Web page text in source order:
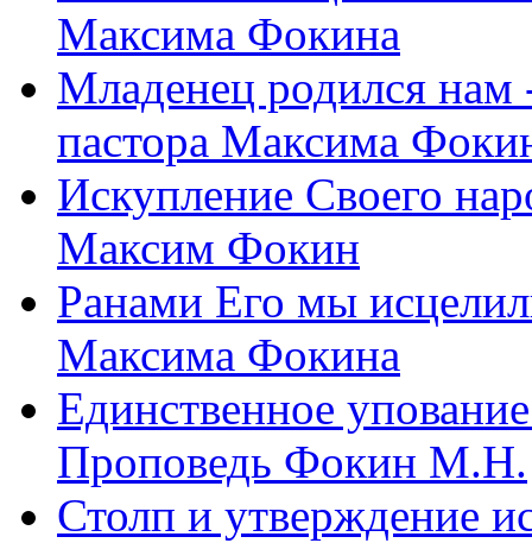
Максима Фокина
Младенец родился
пастора Максима
Искупление Своего
Максим Фокин
Ранами Его мы
Максима Фокина
Единственное
Проповедь Фокин М.Н.
Столп и утверждение